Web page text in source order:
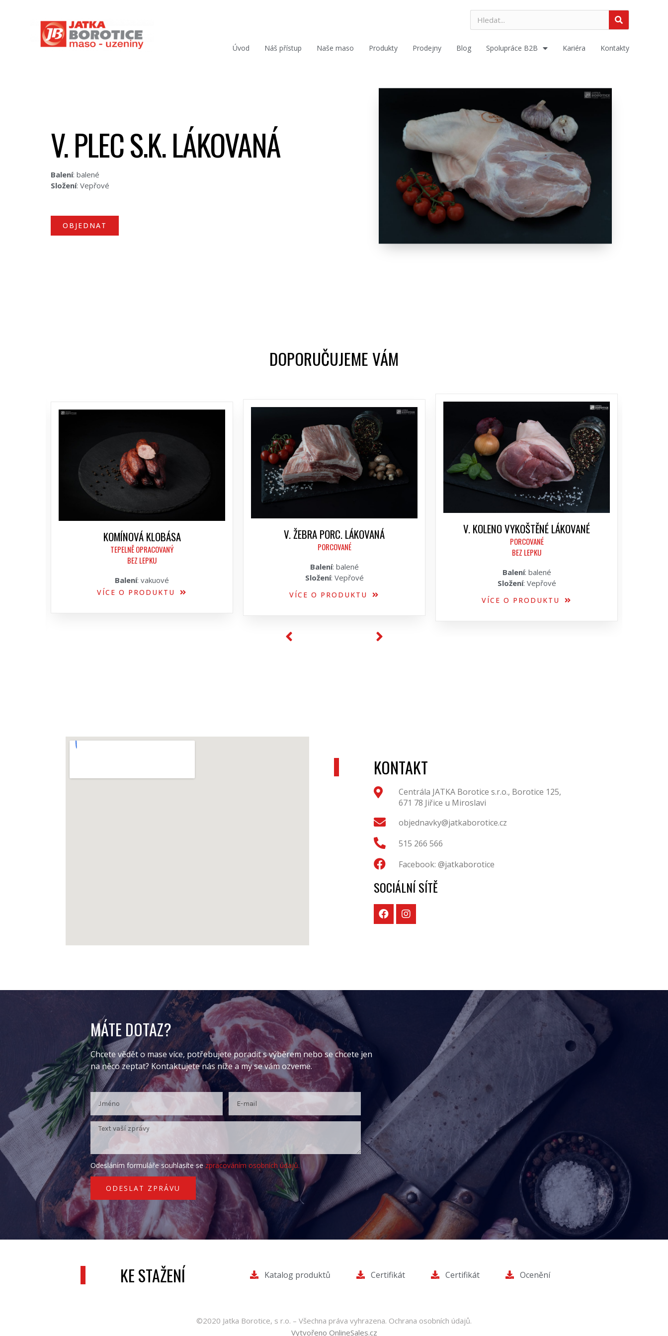
Úvod Náš přístup Naše maso Produkty Prodejny Blog Spolupráce B2B Kariéra Kontakty
V. PLEC S.K. LÁKOVANÁ
Balení: balené
Složení: Vepřové
OBJEDNAT
DOPORUČUJEME VÁM
KOMÍNOVÁ KLOBÁSA
TEPELNĚ OPRACOVANÝ
BEZ LEPKU
Balení: vakuové
VÍCE O PRODUKTU
V. ŽEBRA PORC. LÁKOVANÁ
PORCOVANÉ
Balení: balené
Složení: Vepřové
VÍCE O PRODUKTU
V. KOLENO VYKOŠTĚNÉ LÁKOVANÉ
PORCOVANÉ
BEZ LEPKU
Balení: balené
Složení: Vepřové
VÍCE O PRODUKTU
KONTAKT
Centrála JATKA Borotice s.r.o., Borotice 125,
671 78 Jiřice u Miroslavi
objednavky@jatkaborotice.cz
515 266 566
Facebook: @jatkaborotice
SOCIÁLNÍ SÍTĚ
MÁTE DOTAZ?
Chcete vědět o mase více, potřebujete poradit s výběrem nebo se chcete jen
na něco zeptat? Kontaktujete nás níže a my se vám ozveme.
Odesláním formuláře souhlasíte se zpracováním osobních údajů.
ODESLAT ZPRÁVU
KE STAŽENÍ Katalog produktů Certifikát Certifikát Ocenění
©2020 Jatka Borotice, s r.o. – Všechna práva vyhrazena. Ochrana osobních údajů.
Vytvořeno OnlineSales.cz